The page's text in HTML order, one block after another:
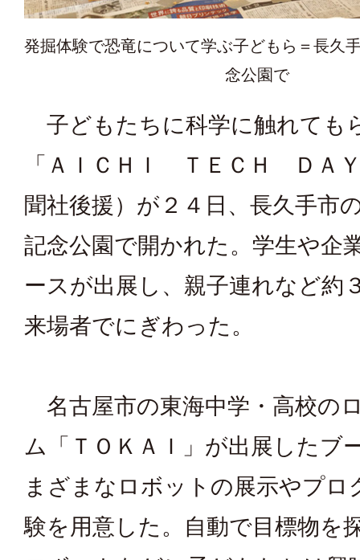
発掘体験で恐竜について学ぶ子どもら＝長久
念公園で
子どもたちに科学に触れても
「ＡＩＣＨＩ ＴＥＣＨ ＤＡ
聞社後援）が２４日、長久手市
記念公園で開かれた。学生や企
ースが出展し、親子連れなど約
来場者でにぎわった。
名古屋市の東海中学・高校の
ム「ＴＯＫＡＩ」が出展したブ
まざまなロボットの展示やプロ
験を用意した。自動で目標物を